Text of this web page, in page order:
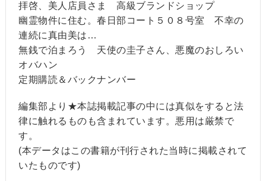
拝啓、美人店員さま 高級ブランドショップ
幽霊物件に住む。春日部コート５０８号室 不幸の
連続に真由美は…
無銭で泊まろう 天使の圭子さん、悪魔のおしろい
オバハン
定期購読＆バックナンバー
編集部より★本誌掲載記事の中には真似をすると法
律に触れるものも含まれています。悪用は厳禁で
す。
(本データはこの書籍が刊行された当時に掲載されて
いたものです)